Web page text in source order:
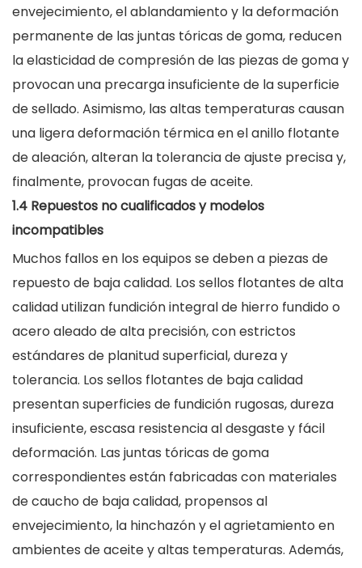
envejecimiento, el ablandamiento y la deformación
permanente de las juntas tóricas de goma, reducen
la elasticidad de compresión de las piezas de goma y
provocan una precarga insuficiente de la superficie
de sellado. Asimismo, las altas temperaturas causan
una ligera deformación térmica en el anillo flotante
de aleación, alteran la tolerancia de ajuste precisa y,
finalmente, provocan fugas de aceite.
1.4 Repuestos no cualificados y modelos
incompatibles
Muchos fallos en los equipos se deben a piezas de
repuesto de baja calidad. Los sellos flotantes de alta
calidad utilizan fundición integral de hierro fundido o
acero aleado de alta precisión, con estrictos
estándares de planitud superficial, dureza y
tolerancia. Los sellos flotantes de baja calidad
presentan superficies de fundición rugosas, dureza
insuficiente, escasa resistencia al desgaste y fácil
deformación. Las juntas tóricas de goma
correspondientes están fabricadas con materiales
de caucho de baja calidad, propensos al
envejecimiento, la hinchazón y el agrietamiento en
ambientes de aceite y altas temperaturas. Además,